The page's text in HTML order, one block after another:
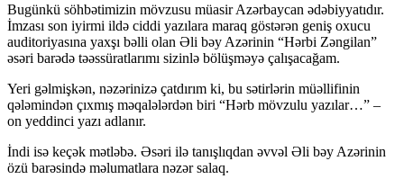
Bugünkü söhbətimizin mövzusu müasir Azərbaycan ədəbiyyatıdır.
İmzası son iyirmi ildə ciddi yazılara maraq göstərən geniş oxucu
auditoriyasına yaxşı bəlli olan Əli bəy Azərinin “Hərbi Zəngilan”
əsəri barədə təəssüratlarımı sizinlə bölüşməyə çalışacağam.
Yeri gəlmişkən, nəzərinizə çatdırım ki, bu sətirlərin müəllifinin
qələmindən çıxmış məqalələrdən biri “Hərb mövzulu yazılar…” –
on yeddinci yazı adlanır.
İndi isə keçək mətləbə. Əsəri ilə tanışlıqdan əvvəl Əli bəy Azərinin
özü barəsində məlumatlara nəzər salaq.